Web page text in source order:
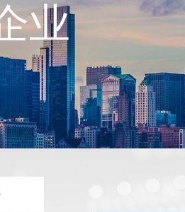
台
酸/激光开封机
EMMI微光显微镜系列
先进封装时域失效分析
Hitachi日立扫描电子显微镜
瞬态热阻测试仪
X射线分析方案
车规级ESD测试-AEC-Q101
、
测
新闻活动 人才招聘
业